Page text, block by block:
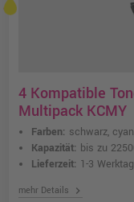
4 Kompatible
Multipack KCMY
Farben: schwarz,
Kapazität: bis zu
Lieferzeit: 1-3
mehr Details chevron_right